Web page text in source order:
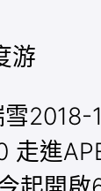
游
走進